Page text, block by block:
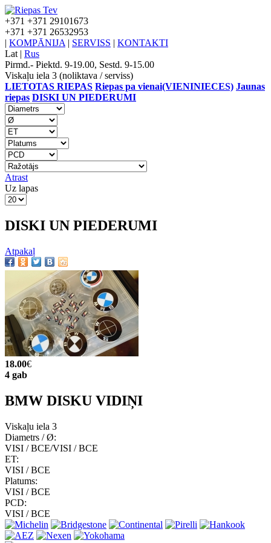
+371 +371 29101673
+371 +371 26532953
| KOMPĀNIJA | SERVISS | KONTAKTI
Lat | Rus
Pirmd.- Piektd. 9-19.00, Sestd. 9-15.00
Viskaļu iela 3 (noliktava / serviss)
LIETOTAS RIEPAS Riepas pa vienai(VIENINIECES) Jaunas
riepas DISKI UN PIEDERUMI
Atrast
Uz lapas
DISKI UN PIEDERUMI
Atpakaļ
18.00€
4 gab
BMW DISKU VIDIŅI
Viskaļu iela 3
Diametrs / Ø:
VISI / ВСЕ/VISI / ВСЕ
ET:
VISI / ВСЕ
Platums:
VISI / ВСЕ
PCD:
VISI / ВСЕ